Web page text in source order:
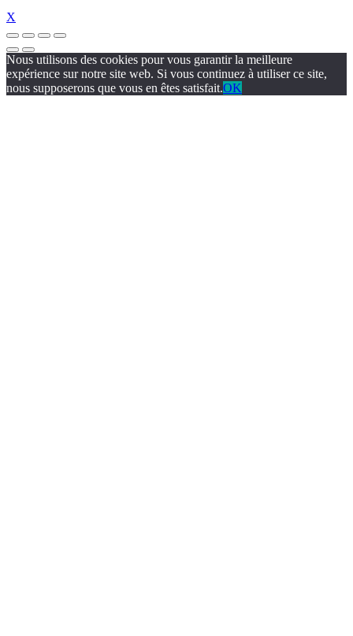
X
Nous utilisons des cookies pour vous garantir la meilleure
expérience sur notre site web. Si vous continuez à utiliser ce site,
nous supposerons que vous en êtes satisfait.OK